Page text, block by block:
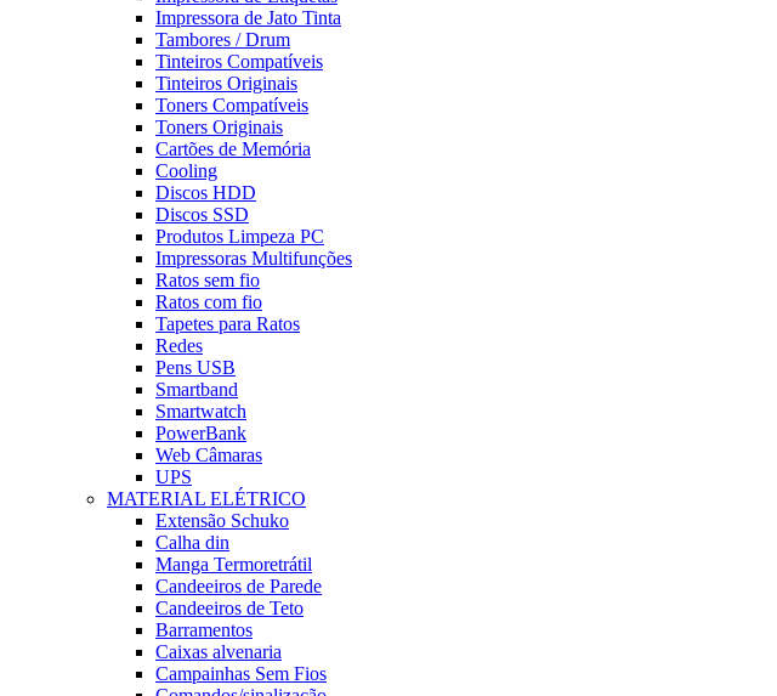
Impressora de Jato Tinta
Tambores / Drum
Tinteiros Compatíveis
Tinteiros Originais
Toners Compatíveis
Toners Originais
Cartões de Memória
Cooling
Discos HDD
Discos SSD
Produtos Limpeza PC
Impressoras Multifunções
Ratos sem fio
Ratos com fio
Tapetes para Ratos
Redes
Pens USB
Smartband
Smartwatch
PowerBank
Web Câmaras
UPS
MATERIAL ELÉTRICO
Extensão Schuko
Calha din
Manga Termoretrátil
Candeeiros de Parede
Candeeiros de Teto
Barramentos
Caixas alvenaria
Campainhas Sem Fios